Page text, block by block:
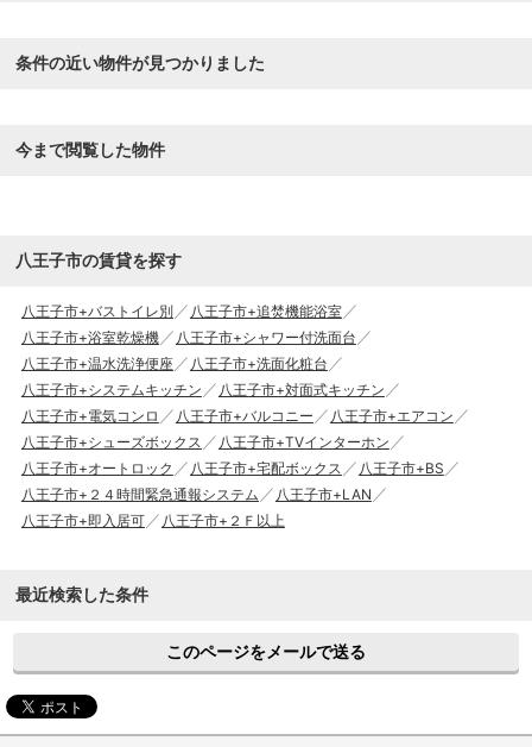
条件の近い物件が見つかりました
今まで閲覧した物件
八王子市の賃貸を探す
八王子市+バストイレ別
八王子市+追焚機能浴室
八王子市+浴室乾燥機
八王子市+シャワー付洗面台
八王子市+温水洗浄便座
八王子市+洗面化粧台
八王子市+システムキッチン
八王子市+対面式キッチン
八王子市+電気コンロ
八王子市+バルコニー
八王子市+エアコン
八王子市+シューズボックス
八王子市+TVインターホン
八王子市+オートロック
八王子市+宅配ボックス
八王子市+BS
八王子市+２４時間緊急通報システム
八王子市+LAN
八王子市+即入居可
八王子市+２Ｆ以上
最近検索した条件
このページをメールで送る